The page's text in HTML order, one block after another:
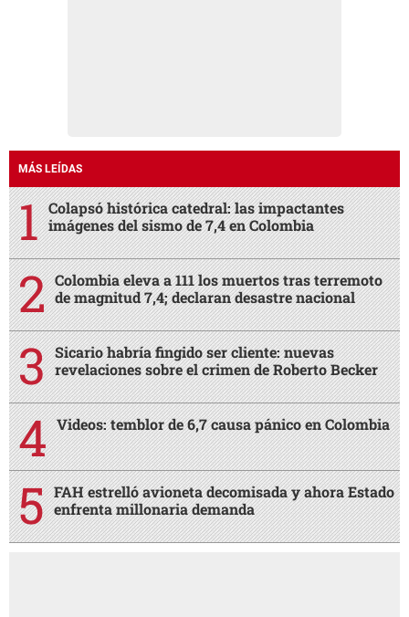
MÁS LEÍDAS
Colapsó histórica catedral: las impactantes
imágenes del sismo de 7,4 en Colombia
Colombia eleva a 111 los muertos tras terremoto
de magnitud 7,4; declaran desastre nacional
Sicario habría fingido ser cliente: nuevas
revelaciones sobre el crimen de Roberto Becker
Videos: temblor de 6,7 causa pánico en Colombia
FAH estrelló avioneta decomisada y ahora Estado
enfrenta millonaria demanda